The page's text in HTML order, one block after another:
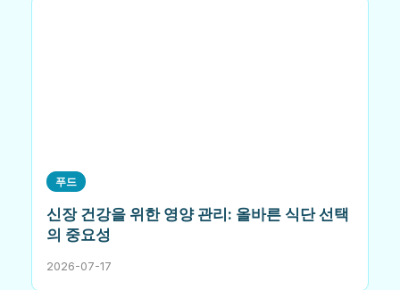
푸드
신장 건강을 위한 영양 관리: 올바른 식단 선택
의 중요성
2026-07-17